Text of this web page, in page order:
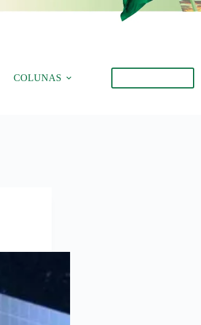
COLUNAS